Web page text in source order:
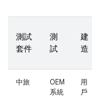
測試
套件
測
試
建
造
中旅
OEM
系統
用
戶